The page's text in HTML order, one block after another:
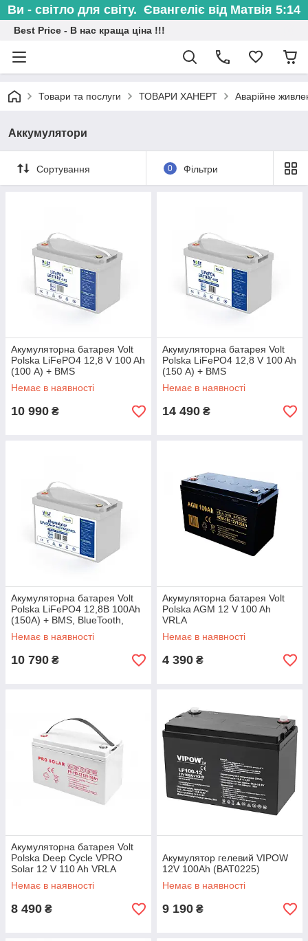
Ви - світло для світу. Євангеліє від Матвія 5:14
Best Price - В нас краща ціна !!!
Товари та послуги ТОВАРИ ХАНЕРТ Аварійне
Аккумулятори
Сортування 0 Фільтри
Акумуляторна батарея Volt
Polska LiFePO4 12,8 V 100 Ah
(100 А) + BMS
Немає в наявності
10 990 ₴
Акумуляторна батарея Volt
Polska LiFePO4 12,8 V 100 Ah
(150 А) + BMS
Немає в наявності
14 490 ₴
Акумуляторна батарея Volt
Polska LiFePO4 12,8В 100Ah
(150А) + BMS, BlueTooth,
нагрівальний мат
Немає в наявності
10 790 ₴
Акумуляторна батарея Volt
Polska AGM 12 V 100 Ah
VRLA
Немає в наявності
4 390 ₴
Акумуляторна батарея Volt
Polska Deep Cycle VPRO
Solar 12 V 110 Ah VRLA
Немає в наявності
8 490 ₴
Акумулятор гелевий VIPOW
12V 100Ah (BAT0225)
Немає в наявності
9 190 ₴